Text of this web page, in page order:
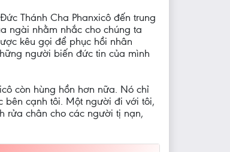
Thánh Cha Phanxicô đến trung
ngài nhằm nhắc cho chúng ta
kêu gọi để phục hồi nhân
người biến đức tin của mình
còn hùng hồn hơn nữa. Nó chỉ
bên cạnh tôi. Một người đi với tôi,
rửa chân cho các người tị nạn,